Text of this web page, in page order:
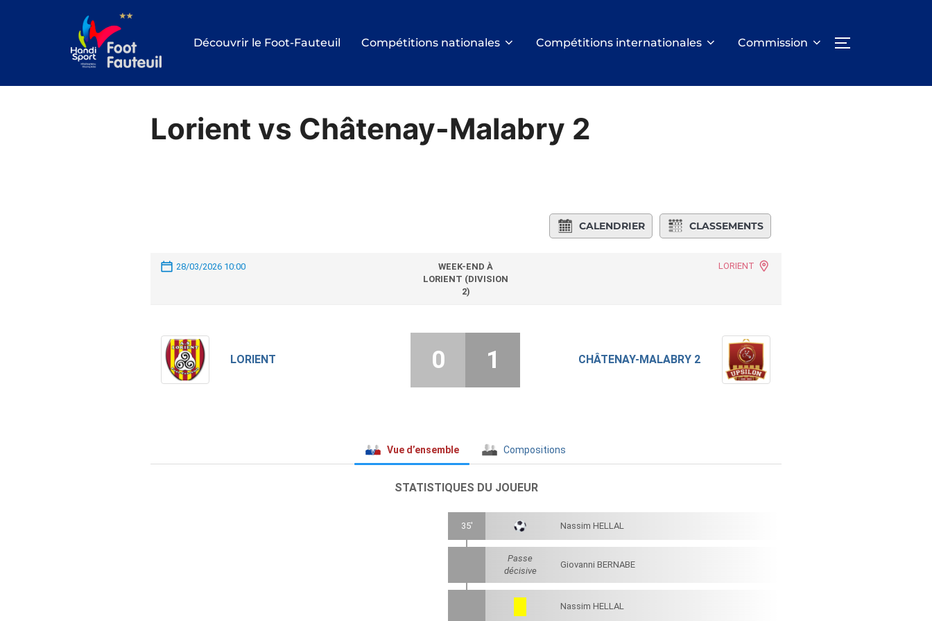
Découvrir le Foot-Fauteuil Compétitions nationales Compétitions internationales Commission PERMUTER
Lorient vs Châtenay-Malabry 2
CALENDRIER CLASSEMENTS
28/03/2026 10:00
WEEK-END À
LORIENT (DIVISION
2)
LORIENT
LORIENT CHÂTENAY-MALABRY 2
0 1
Vue d’ensemble Compositions
STATISTIQUES DU JOUEUR
35' Nassim HELLAL
Passe
décisive
Giovanni BERNABE
Nassim HELLAL